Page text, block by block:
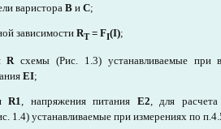
варистора В и С;
зависимости RT= FI(I);
Rсхемы (Рис. 1.3) устанавливаемые при
ЕI;
R1, напряжения питания Е2, для
1.4) устанавливаемые при измерениях по